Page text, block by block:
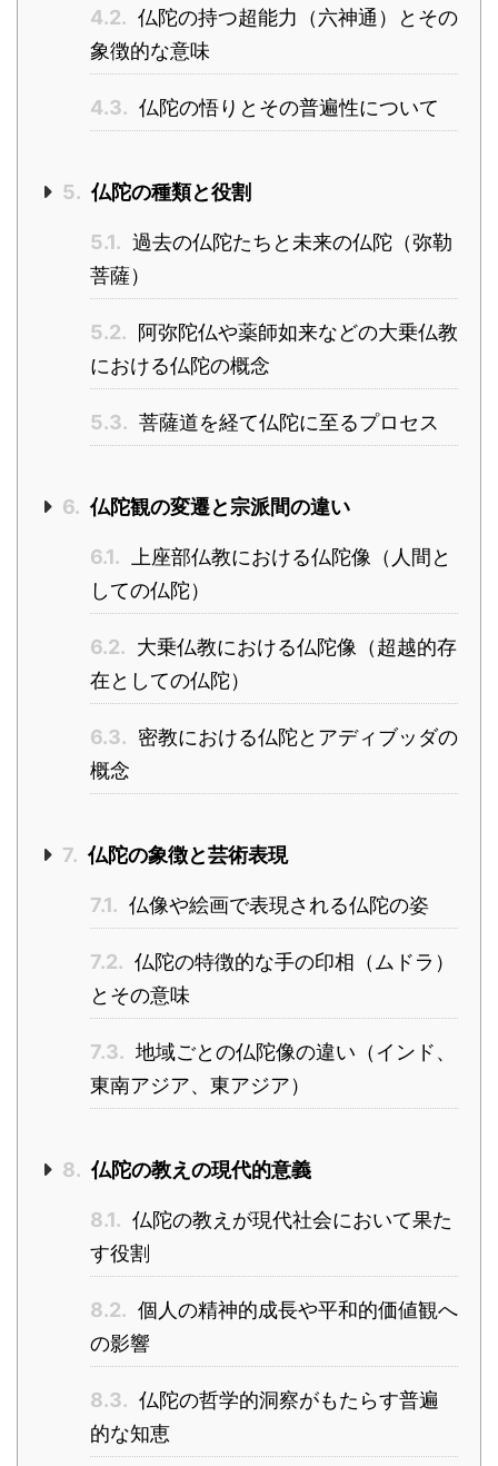
4.2. 仏陀の持つ超能力（六神通）とその
象徴的な意味
4.3. 仏陀の悟りとその普遍性について
5. 仏陀の種類と役割
5.1. 過去の仏陀たちと未来の仏陀（弥勒
菩薩）
5.2. 阿弥陀仏や薬師如来などの大乗仏教
における仏陀の概念
5.3. 菩薩道を経て仏陀に至るプロセス
6. 仏陀観の変遷と宗派間の違い
6.1.
上座部仏教における仏陀像（人間と
しての仏陀）
6.2. 大乗仏教における仏陀像（超越的存
在としての仏陀）
6.3. 密教における仏陀とアディブッダの
概念
7. 仏陀の象徴と芸術表現
7.1. 仏像や絵画で表現される仏陀の姿
7.2. 仏陀の特徴的な手の印相（ムドラ）
とその意味
7.3. 地域ごとの仏陀像の違い（インド、
東南アジア、東アジア）
8. 仏陀の教えの現代的意義
8.1. 仏陀の教えが現代社会において果た
す役割
8.2. 個人の精神的成長や平和的価値観へ
の影響
8.3. 仏陀の哲学的洞察がもたらす普遍
的な知恵